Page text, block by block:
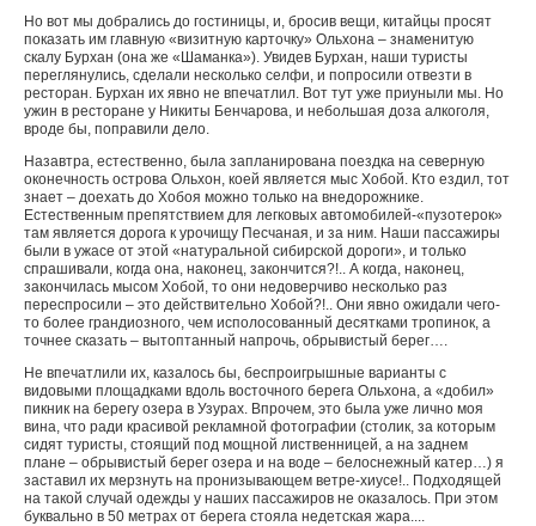
Но вот мы добрались до гостиницы, и, бросив вещи, китайцы просят
показать им главную «визитную карточку» Ольхона – знаменитую
скалу Бурхан (она же «Шаманка»). Увидев Бурхан, наши туристы
переглянулись, сделали несколько селфи, и попросили отвезти в
ресторан. Бурхан их явно не впечатлил. Вот тут уже приуныли мы. Но
ужин в ресторане у Никиты Бенчарова, и небольшая доза алкоголя,
вроде бы, поправили дело.
Назавтра, естественно, была запланирована поездка на северную
оконечность острова Ольхон, коей является мыс Хобой. Кто ездил, тот
знает – доехать до Хобоя можно только на внедорожнике.
Естественным препятствием для легковых автомобилей-«пузотерок»
там является дорога к урочищу Песчаная, и за ним. Наши пассажиры
были в ужасе от этой «натуральной сибирской дороги», и только
спрашивали, когда она, наконец, закончится?!.. А когда, наконец,
закончилась мысом Хобой, то они недоверчиво несколько раз
переспросили – это действительно Хобой?!.. Они явно ожидали чего-
то более грандиозного, чем исполосованный десятками тропинок, а
точнее сказать – вытоптанный напрочь, обрывистый берег….
Не впечатлили их, казалось бы, беспроигрышные варианты с
видовыми площадками вдоль восточного берега Ольхона, а «добил»
пикник на берегу озера в Узурах. Впрочем, это была уже лично моя
вина, что ради красивой рекламной фотографии (столик, за которым
сидят туристы, стоящий под мощной лиственницей, а на заднем
плане – обрывистый берег озера и на воде – белоснежный катер…) я
заставил их мерзнуть на пронизывающем ветре-хиусе!.. Подходящей
на такой случай одежды у наших пассажиров не оказалось. При этом
буквально в 50 метрах от берега стояла недетская жара....